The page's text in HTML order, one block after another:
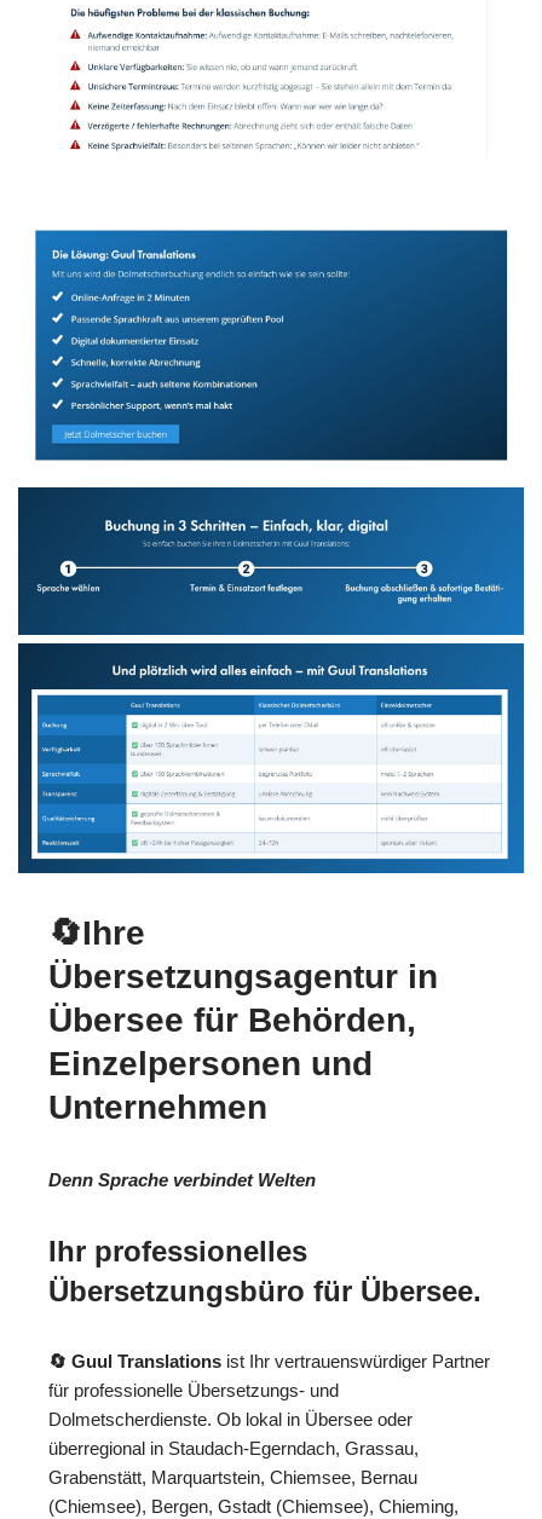
🔄Ihre
Übersetzungsagentur in
Übersee für Behörden,
Einzelpersonen und
Unternehmen
Denn Sprache verbindet Welten
Ihr professionelles
Übersetzungsbüro für Übersee.
🔄 Guul Translations ist Ihr vertrauenswürdiger Partner
für professionelle Übersetzungs- und
Dolmetscherdienste. Ob lokal in Übersee oder
überregional in Staudach-Egerndach, Grassau,
Grabenstätt, Marquartstein, Chiemsee, Bernau
(Chiemsee), Bergen, Gstadt (Chiemsee), Chieming,